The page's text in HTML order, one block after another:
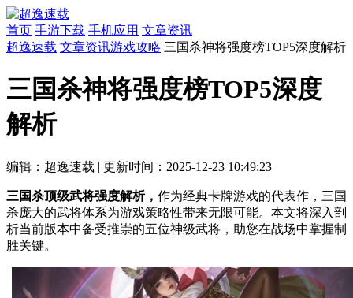
首页 手游下载 手机应用 文章资讯
超逸速载 文章资讯游戏攻略 三国杀神将强度榜TOP5深度解析
三国杀神将强度榜TOP5深度
解析
编辑：超逸速载 | 更新时间：2025-12-23 10:49:23
三国杀顶级武将强度解析， 作为经典卡牌游戏的代表作，三国
杀庞大的武将体系为游戏策略性带来无限可能。本文将深入剖
析当前版本中备受推崇的五位神级武将，助您在战场中掌握制
胜关键。